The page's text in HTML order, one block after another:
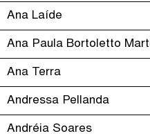
Ana Laíde
Ana Paula Bortoletto
Ana Terra
Andressa Pellanda
Andréia Soares